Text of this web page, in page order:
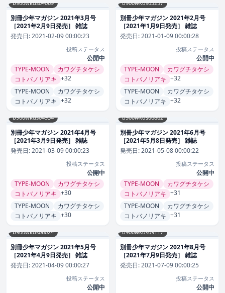
b900wkds04069
別冊少年マガジン 2021年3月号
［2021年2月9日発売］ 雑誌
発売日:2021-02-09 00:00:23
投稿ステータス
公開中
TYPE-MOON
カワグチタケシ
コトバノリアキ +32
TYPE-MOON
カワグチタケシ
コトバノリアキ +32
b900wkds03257
別冊少年マガジン 2021年2月号
［2021年1月9日発売］ 雑誌
発売日:2021-01-09 00:00:28
投稿ステータス
公開中
TYPE-MOON
カワグチタケシ
コトバノリアキ +32
TYPE-MOON
カワグチタケシ
コトバノリアキ +32
b900wkds04934
別冊少年マガジン 2021年4月号
［2021年3月9日発売］ 雑誌
発売日:2021-03-09 00:00:23
投稿ステータス
公開中
TYPE-MOON
カワグチタケシ
コトバノリアキ +30
TYPE-MOON
カワグチタケシ
コトバノリアキ +30
b900wkds06862
別冊少年マガジン 2021年6月号
［2021年5月8日発売］ 雑誌
発売日:2021-05-08 00:00:22
投稿ステータス
公開中
TYPE-MOON
カワグチタケシ
コトバノリアキ +31
TYPE-MOON
カワグチタケシ
コトバノリアキ +31
b900wkds06024
別冊少年マガジン 2021年5月号
［2021年4月9日発売］ 雑誌
発売日:2021-04-09 00:00:27
投稿ステータス
公開中
b900wkds09117
別冊少年マガジン 2021年8月号
［2021年7月9日発売］ 雑誌
発売日:2021-07-09 00:00:25
投稿ステータス
公開中